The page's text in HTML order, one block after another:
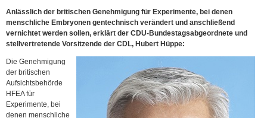
Anlässlich der britischen Genehmigung für Experimente, bei denen
menschliche Embryonen gentechnisch verändert und anschließend
vernichtet werden sollen, erklärt der CDU-Bundestagsabgeordnete und
stellvertretende Vorsitzende der CDL, Hubert Hüppe:
Die Genehmigung
der britischen
Aufsichtsbehörde
HFEA für
Experimente, bei
denen menschliche